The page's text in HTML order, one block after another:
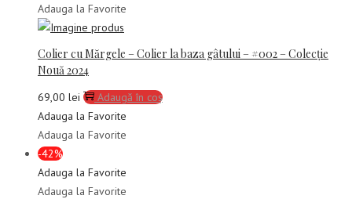
Adauga la Favorite
Colier cu Mărgele – Colier la baza gâtului – #002 – Colecție
Nouă 2024
69,00 lei
Adaugă în coș
Adauga la Favorite
Adauga la Favorite
-42%
Adauga la Favorite
Adauga la Favorite